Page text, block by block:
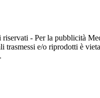
- Per la pubblicità
trasmessi e/o riprodotti è